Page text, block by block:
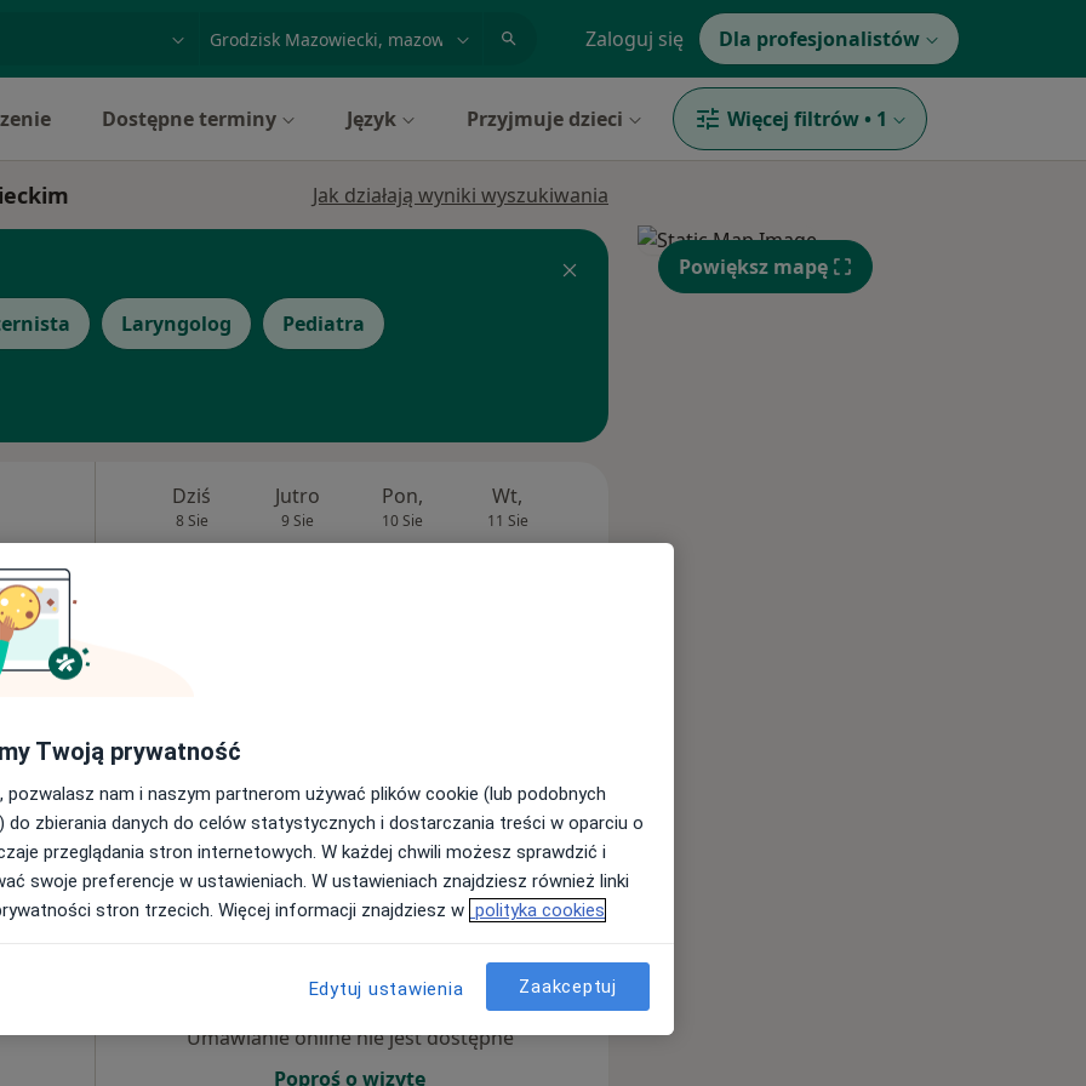
badanie lub nazwisko Zaloguj się Dla profesjonalistów
Dostępne terminy Język Przyjmuje dzieci Więcej filtrów • 1
Jak działają wyniki wyszukiwania
Laryngolog Pediatra
usługa
Dziś
8 Sie
Jutro
9 Sie
Pon,
10 Sie
Wt,
11 Sie
Pon, Wt, Śr,
Umawianie online nie jest dostępne
Poproś o wizytę
Powiększ mapę
Twoją prywatność
pozwalasz nam i naszym partnerom używać plików cookie (lub podobnych
do zbierania danych do celów statystycznych i dostarczania treści w oparciu o
przeglądania stron internetowych. W każdej chwili możesz sprawdzić i
swoje preferencje w ustawieniach. W ustawieniach znajdziesz również linki
stron trzecich. Więcej informacji znajdziesz w polityka cookies
Edytuj ustawienia Zaakceptuj